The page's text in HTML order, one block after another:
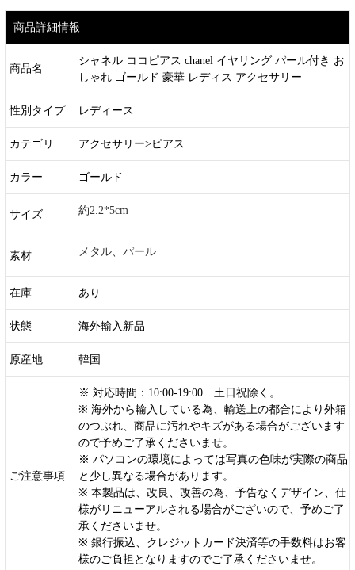
商品詳細情報
商品名
シャネル ココピアス chanel イヤリング パール付き お
しゃれ ゴールド 豪華 レディス アクセサリー
性別タイプ レディース
カテゴリ アクセサリー>ピアス
カラー ゴールド
サイズ 約2.2*5cm
素材 メタル、パール
在庫 あり
状態 海外輸入新品
原産地 韓国
ご注意事項
※ 対応時間：10:00-19:00 土日祝除く。
※ 海外から輸入している為、輸送上の都合により外箱
のつぶれ、商品に汚れやキズがある場合がございます
ので予めご了承くださいませ。
※ パソコンの環境によっては写真の色味が実際の商品
と少し異なる場合があります。
※ 本製品は、改良、改善の為、予告なくデザイン、仕
様がリニューアルされる場合がございので、予めご了
承くださいませ。
※ 銀行振込、クレジットカード決済等の手数料はお客
様のご負担となりますのでご了承くださいませ。